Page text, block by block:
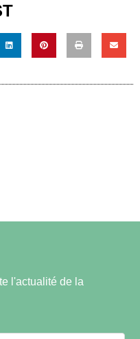
l'actualité de la